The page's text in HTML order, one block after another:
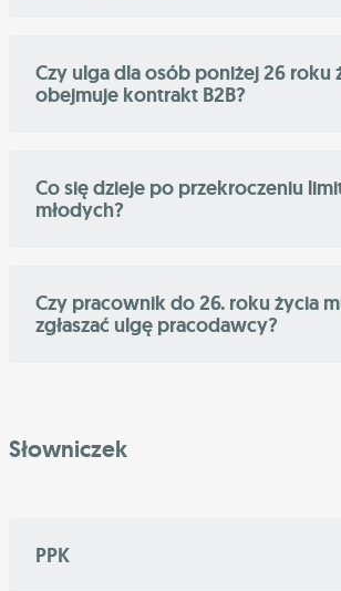
Czy ulga dla osób poniżej 26 roku
obejmuje kontrakt B2B?
Co się dzieje po przekroczeniu
młodych?
Czy pracownik do 26. roku życia
zgłaszać ulgę pracodawcy?
Słowniczek
PPK